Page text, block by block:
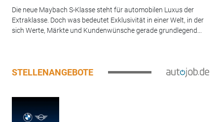
Die neue Maybach S-Klasse steht für automobilen Luxus der
Extraklasse. Doch was bedeutet Exklusivität in einer Welt, in der
sich Werte, Märkte und Kundenwünsche gerade grundlegend...
STELLENANGEBOTE